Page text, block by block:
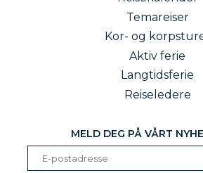
Temareiser
Kor- og
Aktiv ferie
Langtidsferie
Reiseledere
MELD DEG PÅ VÅRT